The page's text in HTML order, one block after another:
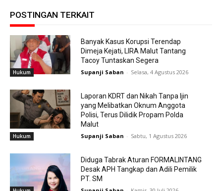
POSTINGAN TERKAIT
Hukum
Banyak Kasus Korupsi Terendap
Dimeja Kejati, LIRA Malut Tantang
Tacoy Tuntaskan Segera
Supanji Saban - Selasa, 4 Agustus 2026
Hukum
Laporan KDRT dan Nikah Tanpa Ijin
yang Melibatkan Oknum Anggota
Polisi, Terus Dilidik Propam Polda
Malut
Supanji Saban - Sabtu, 1 Agustus 2026
Diduga Tabrak Aturan FORMALINTANG
Desak APH Tangkap dan Adili Pemilik
PT. SM